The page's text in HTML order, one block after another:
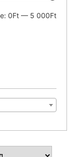
0Ft — 5 000Ft